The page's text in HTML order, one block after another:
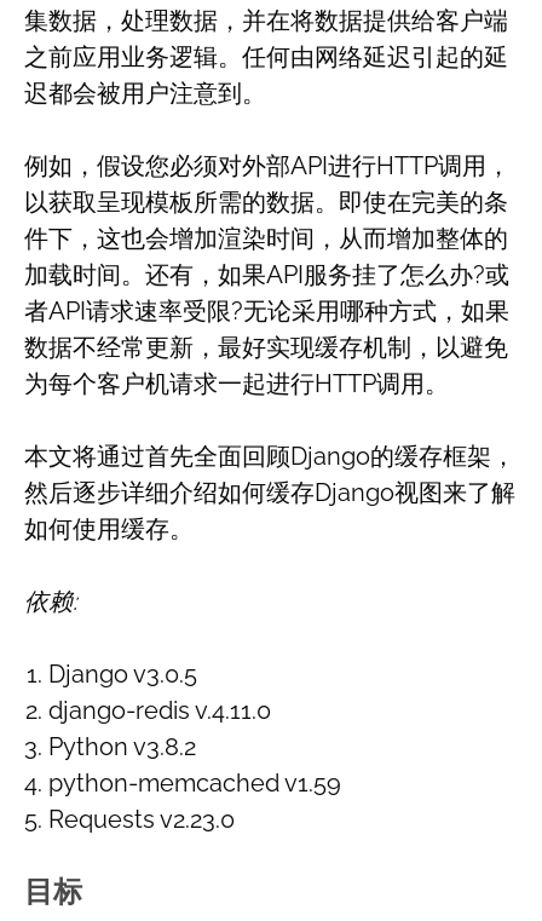
集数据，处理数据，并在将数据提供给客户端
之前应用业务逻辑。任何由网络延迟引起的延
迟都会被用户注意到。
例如，假设您必须对外部API进行HTTP调用，
以获取呈现模板所需的数据。即使在完美的条
件下，这也会增加渲染时间，从而增加整体的
加载时间。还有，如果API服务挂了怎么办?或
者API请求速率受限?无论采用哪种方式，如果
数据不经常更新，最好实现缓存机制，以避免
为每个客户机请求一起进行HTTP调用。
本文将通过首先全面回顾Django的缓存框架，
然后逐步详细介绍如何缓存Django视图来了解
如何使用缓存。
依赖:
Django v3.0.5
django-redis v.4.11.0
Python v3.8.2
python-memcached v1.59
Requests v2.23.0
目标